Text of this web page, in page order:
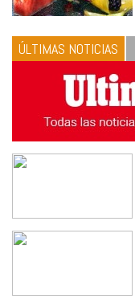
ÚLTIMAS NOTICIAS